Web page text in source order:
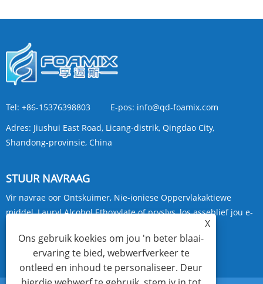
Tel: +86-15376398803 E-pos: info@qd-foamix.com
Adres: Jiushui East Road, Licang-distrik, Qingdao City,
Shandong-provinsie, China
STUUR NAVRAAG
Vir navrae oor Ontskuimer, Nie-ioniese Oppervlakaktiewe
middel, Lauryl Alcohol Ethoxylate of pryslys, los asseblief jou e-
NAVRAE NOU
X
Ons gebruik koekies om jou 'n beter blaai-
ervaring te bied, webwerfverkeer te
ontleed en inhoud te personaliseer. Deur